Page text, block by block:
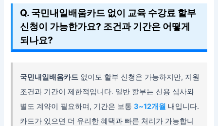
Q. 국민내일배움카드 없이 교육 수강료 할부
신청이 가능한가요? 조건과 기간은 어떻게
되나요?
국민내일배움카드 없이도 할부 신청은 가능하지만, 지원
조건과 기간이 제한적입니다. 일반 할부는 신용 심사와
별도 계약이 필요하며, 기간은 보통3~12개월 내입니다.
카드가 있으면 더 유리한 혜택과 빠른 처리가 가능합니